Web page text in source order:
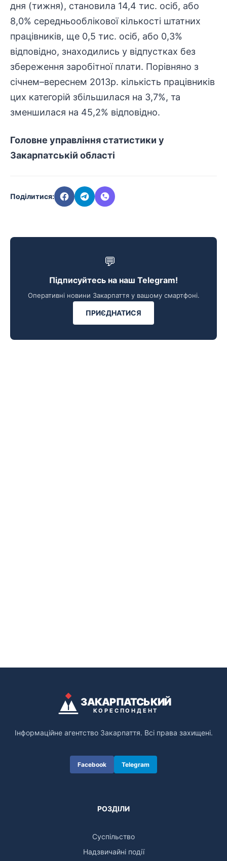
дня (тижня), становила 14,4 тис. осіб, або
8,0% середньооблікової кількості штатних
працівників, ще 0,5 тис. осіб, або 0,3%
відповідно, знаходились у відпустках без
збереження заробітної плати. Порівняно з
січнем–вереснем 2013р. кількість працівників
цих категорій збільшилася на 3,7%, та
зменшилася на 45,2% відповідно.
Головне управління статистики у
Закарпатській області
Поділитися:
💬
Підписуйтесь на наш Telegram!
Оперативні новини Закарпаття у вашому смартфоні.
ПРИЄДНАТИСЯ
ЗАКАРПАТСЬКИЙ
КОРЕСПОНДЕНТ
Інформаційне агентство Закарпаття. Всі права захищені.
Facebook Telegram
РОЗДІЛИ
Суспільство
Надзвичайні події